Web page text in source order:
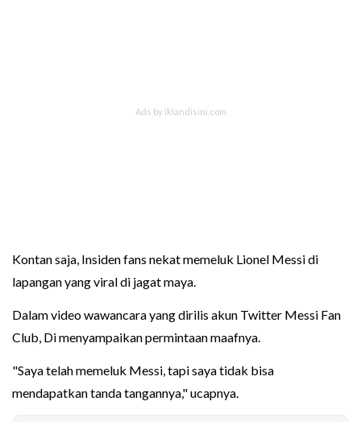
Kontan saja, Insiden fans nekat memeluk Lionel Messi di
lapangan yang viral di jagat maya.
Dalam video wawancara yang dirilis akun Twitter Messi Fan
Club, Di menyampaikan permintaan maafnya.
"Saya telah memeluk Messi, tapi saya tidak bisa
mendapatkan tanda tangannya," ucapnya.